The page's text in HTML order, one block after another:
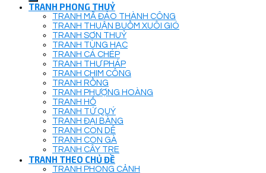
TRANH PHONG THUỶ
TRANH MÃ ĐÁO THÀNH CÔNG
TRANH THUẬN BUỒM XUÔI GIÓ
TRANH SƠN THUỶ
TRANH TÙNG HẠC
TRANH CÁ CHÉP
TRANH THƯ PHÁP
TRANH CHIM CÔNG
TRANH RỒNG
TRANH PHƯỢNG HOÀNG
TRANH HỔ
TRANH TỨ QUÝ
TRANH ĐẠI BÀNG
TRANH CON DÊ
TRANH CON GÀ
TRANH CÂY TRE
TRANH THEO CHỦ ĐỀ
TRANH PHONG CẢNH